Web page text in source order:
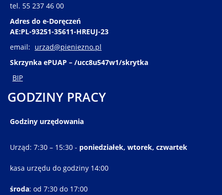
tel. 55 237 46 00
Adres do e-Doręczeń
AE:PL-93251-35611-HREUJ-23
email: urzad@pieniezno.pl
Skrzynka ePUAP – /ucc8u547w1/skrytka
BIP
GODZINY PRACY
Godziny urzędowania
Urząd: 7:30 – 15:30 - poniedziałek, wtorek, czwartek
kasa urzędu do godziny 14:00
środa: od 7:30 do 17:00